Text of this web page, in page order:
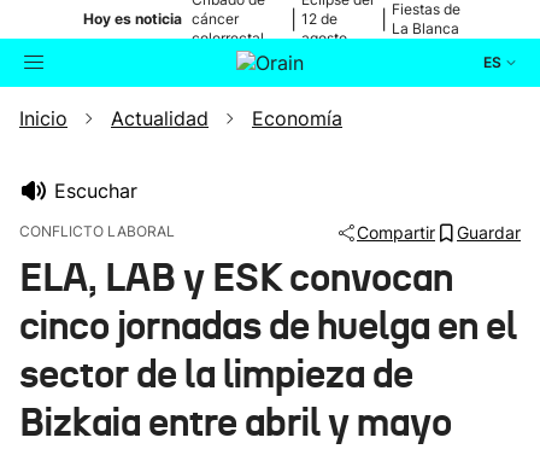
Hoy es noticia cáncer
colorrectal
12 de
agosto
Fiestas de
La Blanca
ES
Buscador Actualidad
Ikusmiran
Eguraldia
Inicio Actualidad Economía
Escuchar
CONFLICTO LABORAL Compartir Guardar
ELA, LAB y ESK convocan
cinco jornadas de huelga en el
sector de la limpieza de
Bizkaia entre abril y mayo